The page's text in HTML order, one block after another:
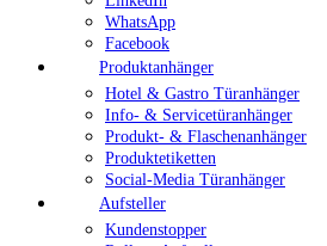
WhatsApp
Facebook
Produktanhänger
Hotel & Gastro Türanhänger
Info- & Servicetüranhänger
Produkt- & Flaschenanhänger
Produktetiketten
Social-Media Türanhänger
Aufsteller
Kundenstopper